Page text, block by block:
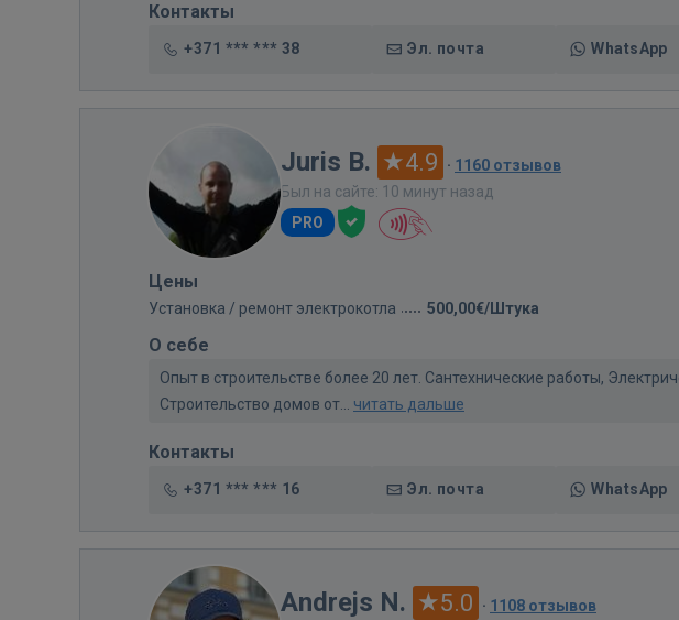
Контакты
+371 *** *** 38 Эл. почта WhatsApp
Juris B. 4.9 · 1160 отзывов
Был на сайте: 10 минут назад
PRO
Цены
Установка / ремонт электрокотла 500,00€/Штука
О себе
Опыт в строительстве более 20 лет. Сантехнические работы,
Строительство домов от... читать дальше
Контакты
+371 *** *** 16 Эл. почта WhatsApp
Andrejs N. 5.0 · 1108 отзывов